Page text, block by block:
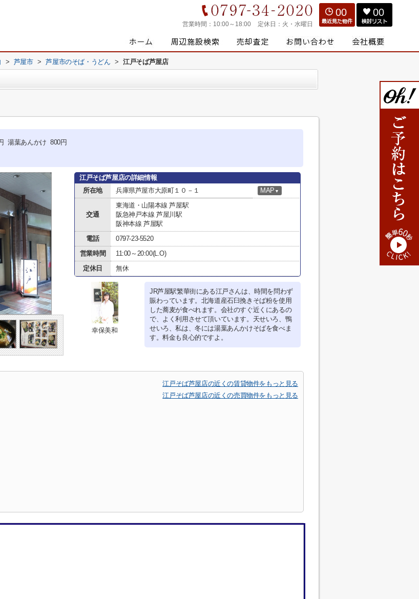
営業時間： 10:00～18:00 定休日： 火・水曜日
00 00
> 芦屋市 > 芦屋市のそば・うどん > 江戸そば芦屋店
湯葉あんかけ 800円
江戸そば芦屋店の詳細情報
所在地
兵庫県芦屋市大原町１０－１ MAP ▼
交通
東海道・山陽本線 芦屋駅
阪急神戸本線 芦屋川駅
阪神本線 芦屋駅
電話
0797-23-5520
営業時間
11:00～20:00(L.O)
定休日
無休
幸保美和
JR芦屋駅繁華街にある江戸さんは、時間を問わず
賑わっています。北海道産石臼挽きそば粉を使用
した蕎麦が食べれます。会社のすぐ近くにあるの
で、よく利用させて頂いています。天せいろ、鴨
せいろ、私は、冬には湯葉あんかけそばを食べま
す。料金も良心的ですよ。
江戸そば芦屋店の近くの賃貸物件をもっと見る
江戸そば芦屋店の近くの売買物件をもっと見る